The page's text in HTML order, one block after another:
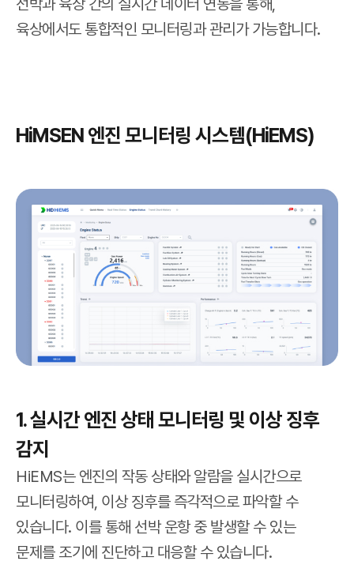
선박과 육상 간의 실시간 데이터 연동을 통해,
육상에서도 통합적인 모니터링과 관리가 가능합니다.
HiMSEN 엔진 모니터링 시스템(HiEMS)
1. 실시간 엔진 상태 모니터링 및 이상 징후
감지
HiEMS는 엔진의 작동 상태와 알람을 실시간으로
모니터링하여, 이상 징후를 즉각적으로 파악할 수
있습니다. 이를 통해 선박 운항 중 발생할 수 있는
문제를 조기에 진단하고 대응할 수 있습니다.